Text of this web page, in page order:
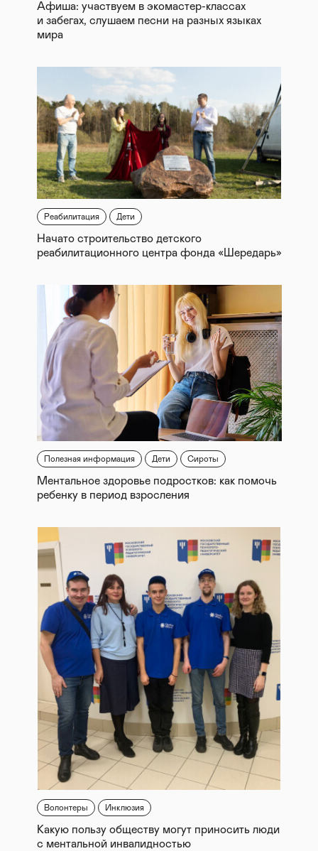
Афиша: участвуем в экомастер-классах
и забегах, слушаем песни на разных языках
мира
Реабилитация Дети
Начато строительство детского
реабилитационного центра фонда «Шередарь»
Полезная информация Дети Сироты
Ментальное здоровье подростков: как помочь
ребенку в период взросления
Волонтеры Инклюзия
Какую пользу обществу могут приносить люди
с ментальной инвалидностью